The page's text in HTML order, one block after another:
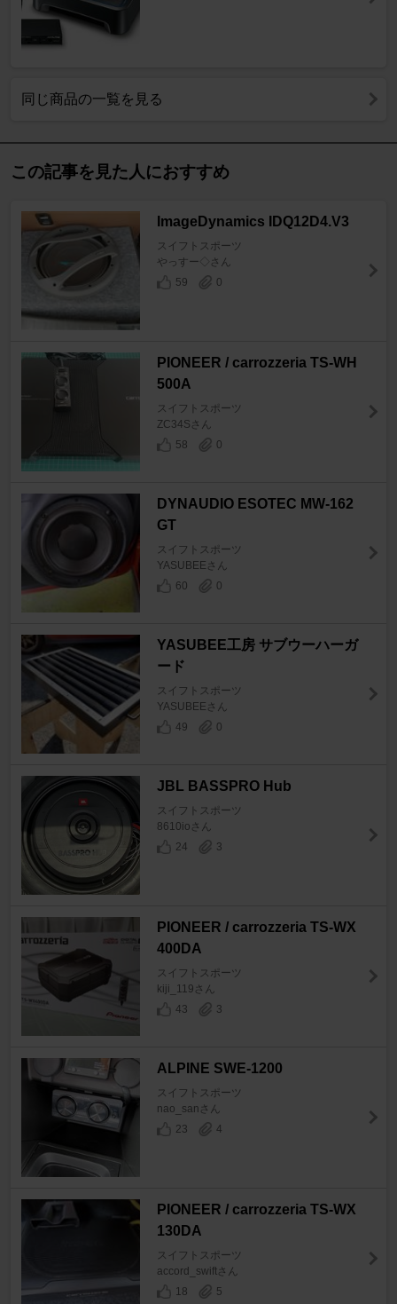
同じ商品の一覧を見る
この記事を見た人におすすめ
ImageDynamics IDQ12D4.V3
スイフトスポーツ
やっすー◇さん
59
0
PIONEER / carrozzeria TS-WH
500A
スイフトスポーツ
ZC34Sさん
58
0
DYNAUDIO ESOTEC MW-162
GT
スイフトスポーツ
YASUBEEさん
60
0
YASUBEE工房 サブウーハーガ
ード
スイフトスポーツ
YASUBEEさん
49
0
JBL BASSPRO Hub
スイフトスポーツ
8610ioさん
24
3
PIONEER / carrozzeria TS-WX
400DA
スイフトスポーツ
kiji_119さん
43
3
ALPINE SWE-1200
スイフトスポーツ
nao_sanさん
23
4
PIONEER / carrozzeria TS-WX
130DA
スイフトスポーツ
accord_swiftさん
18
5